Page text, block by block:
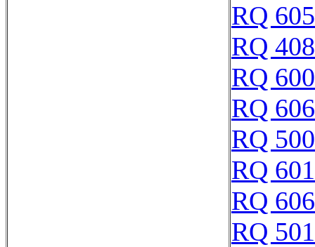
RQ
RQ
RQ
RQ
RQ
RQ
RQ
RQ